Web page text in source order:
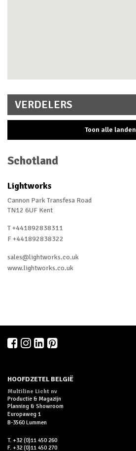
VERDELERS
Toon alle landen
Denemarken
Estland
Finland
Frankrijk
Griekenland
Luxemburg
Portugal
Qatar
Schotland
Schotland
Lightworks
Cannon Park Transfesa Road
TN12 6UF Kent
T +441892838311
F +441892838322
sales@lightworks.co.uk
www.lightworks.co.uk
HOOFDZETEL BELGIË
Multiline Licht nv
Productie & Magazijn
Planning & Showroom
Europaweg 1
B-3560 Lummen
T. +32 (0)11 450 260
F. +32 (0)11 450 270